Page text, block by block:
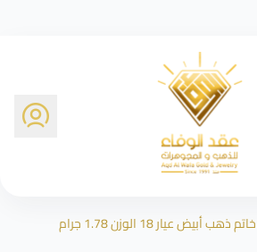
شركة عقد الوفاء للذهب
خاتم ذهب أبيض عيار 18 الوزن 1.78 جرام